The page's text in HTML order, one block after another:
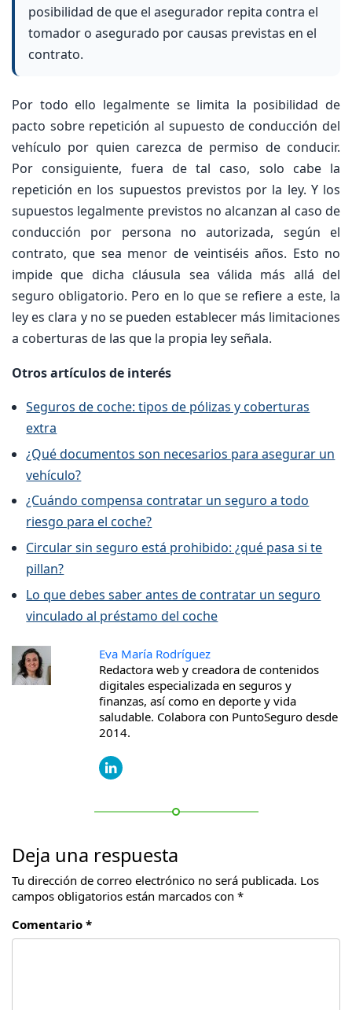
posibilidad de que el asegurador repita contra el
tomador o asegurado por causas previstas en el
contrato.
Por todo ello legalmente se limita la posibilidad de
pacto sobre repetición al supuesto de conducción del
vehículo por quien carezca de permiso de conducir.
Por consiguiente, fuera de tal caso, solo cabe la
repetición en los supuestos previstos por la ley. Y los
supuestos legalmente previstos no alcanzan al caso de
conducción por persona no autorizada, según el
contrato, que sea menor de veintiséis años. Esto no
impide que dicha cláusula sea válida más allá del
seguro obligatorio. Pero en lo que se refiere a este, la
ley es clara y no se pueden establecer más limitaciones
a coberturas de las que la propia ley señala.
Otros artículos de interés
Seguros de coche: tipos de pólizas y coberturas
extra
¿Qué documentos son necesarios para asegurar un
vehículo?
¿Cuándo compensa contratar un seguro a todo
riesgo para el coche?
Circular sin seguro está prohibido: ¿qué pasa si te
pillan?
Lo que debes saber antes de contratar un seguro
vinculado al préstamo del coche
Eva María Rodríguez
Redactora web y creadora de contenidos
digitales especializada en seguros y
finanzas, así como en deporte y vida
saludable. Colabora con PuntoSeguro desde
2014.
Deja una respuesta
Tu dirección de correo electrónico no será publicada. Los
campos obligatorios están marcados con *
Comentario *